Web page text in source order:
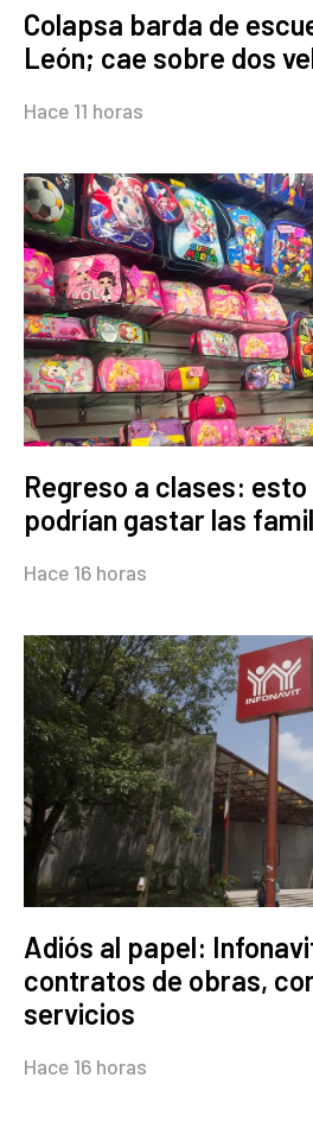
Colapsa barda de
León; cae sobre dos
Hace 11 horas
Regreso a clases: esto
podrían gastar las
Hace 16 horas
Adiós al papel:
contratos de obras,
servicios
Hace 16 horas